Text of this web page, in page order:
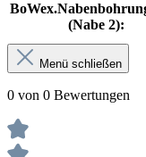
(Nabe 2):
Menü schließen
0 von 0 Bewertungen